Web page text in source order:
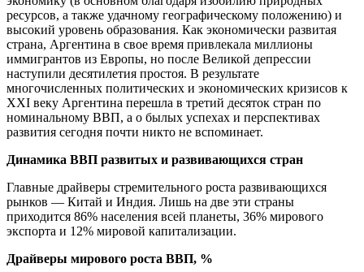
ресурсов, а также удачному географическому положению) и
высокий уровень образования. Как экономически развитая
страна, Аргентина в свое время привлекала миллионы
иммигрантов из Европы, но после Великой депрессии
наступили десятилетия простоя. В результате
многочисленных политических и экономических кризисов к
XXI веку Аргентина перешла в третий десяток стран по
номинальному ВВП, а о былых успехах и перспективах
развития сегодня почти никто не вспоминает.
Динамика ВВП развитых и развивающихся стран
Главные драйверы стремительного роста развивающихся
рынков — Китай и Индия. Лишь на две эти страны
приходится 86% населения всей планеты, 36% мирового
экспорта и 12% мировой капитализации.
Драйверы мирового роста ВВП, %